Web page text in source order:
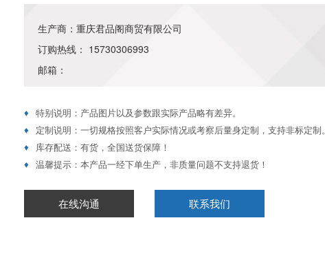
生产商：重庆君品阁商贸有限公司
订购热线： 15730306993
邮箱：
♦ 特别说明：产品图片以及参数跟实际产品略有差异。
♦
定制说明：一切规格按照客户实际情况或考察后量身定制，支持非标定制。
♦
库存配送：有货，全国送货保障！
♦ 温馨提示：本产品一经下单生产，非质量问题不支持退货！
在线沟通 联系我们